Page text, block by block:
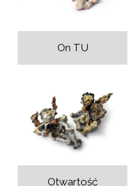
On TU
Otwartość